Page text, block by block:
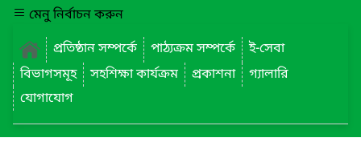
মেনু নির্বাচন করুন
প্রতিষ্ঠান সম্পর্কে
পাঠ্যক্রম সম্পর্কে
ই-সেবা
বিভাগসমূহ
সহশিক্ষা কার্যক্রম প্রকাশনা
গ্যালারি
যোগাযোগ